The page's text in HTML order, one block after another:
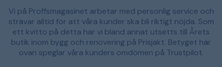
Vi på Proffsmagasinet arbetar med personlig service och
strävar alltid för att våra kunder ska bli riktigt nöjda. Som
ett kvitto på detta har vi bland annat utsetts till Årets
butik inom bygg och renovering på Prisjakt. Betyget här
ovan speglar våra kunders omdömen på Trustpilot.